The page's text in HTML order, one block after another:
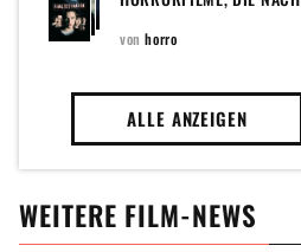
2000 BIS 2015
vonhorro
ALLE ANZEIGEN
WEITERE FILM-NEWS